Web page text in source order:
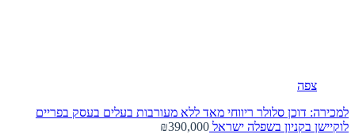
צפה
למכירה: דוכן סלולר ריווחי מאד ללא מעורבות בעלים בעסק בפריים
לוקיישן בקניון בשפלה ישראל ₪390,000